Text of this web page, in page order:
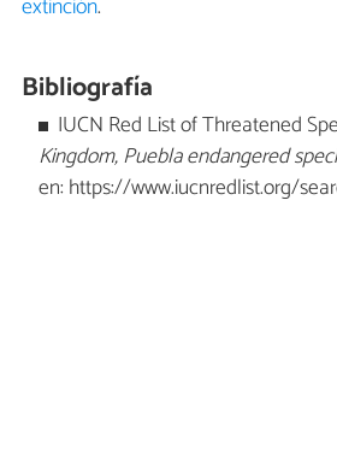
extinción.
Bibliografía
IUCN Red List of Threatened
Kingdom, Puebla endangered
en: https://www.iucnredlist.org/